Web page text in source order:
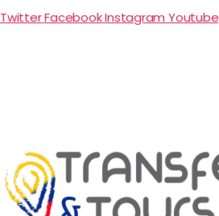
TwitterFacebookInstagram Youtube